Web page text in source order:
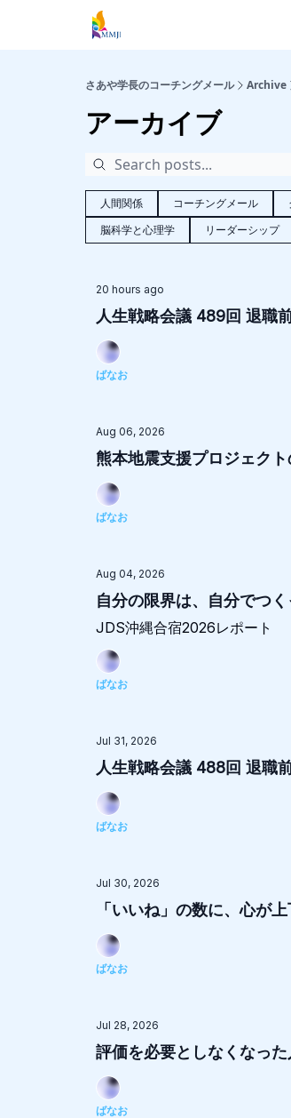
さあや学長のコーチングメール Archive
アーカイブ
人間関係 コーチングメール
脳科学と心理学
リーダーシップ
20 hours ago
人生戦略会議 489回 退職
ばなお
Aug 06, 2026
熊本地震支援プロジェク
ばなお
Aug 04, 2026
自分の限界は、自分でつ
JDS沖縄合宿2026レポート
ばなお
Jul 31, 2026
人生戦略会議 488回 退職
ばなお
Jul 30, 2026
「いいね」の数に、心が
ばなお
Jul 28, 2026
評価を必要としなくなっ
ばなお